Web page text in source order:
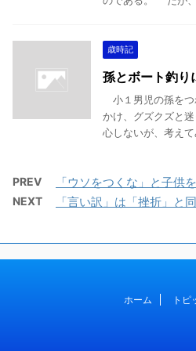
歳時記
孫とボート釣り
小１男児の孫をつ
かけ、グズクズと
心しないが、考え
PREV 「ウソをつくな」と子供
NEXT 「言い訳」は「挫折」と
ホーム トピ